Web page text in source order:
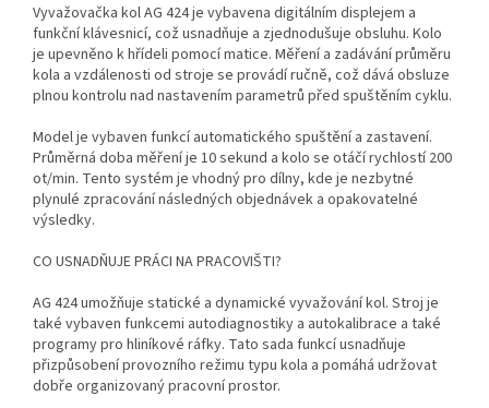
Vyvažovačka kol AG 424 je vybavena digitálním displejem a
funkční klávesnicí, což usnadňuje a zjednodušuje obsluhu. Kolo
je upevněno k hřídeli pomocí matice. Měření a zadávání průměru
kola a vzdálenosti od stroje se provádí ručně, což dává obsluze
plnou kontrolu nad nastavením parametrů před spuštěním cyklu.
Model je vybaven funkcí automatického spuštění a zastavení.
Průměrná doba měření je 10 sekund a kolo se otáčí rychlostí 200
ot/min. Tento systém je vhodný pro dílny, kde je nezbytné
plynulé zpracování následných objednávek a opakovatelné
výsledky.
CO USNADŇUJE PRÁCI NA PRACOVIŠTI?
AG 424 umožňuje statické a dynamické vyvažování kol. Stroj je
také vybaven funkcemi autodiagnostiky a autokalibrace a také
programy pro hliníkové ráfky. Tato sada funkcí usnadňuje
přizpůsobení provozního režimu typu kola a pomáhá udržovat
dobře organizovaný pracovní prostor.